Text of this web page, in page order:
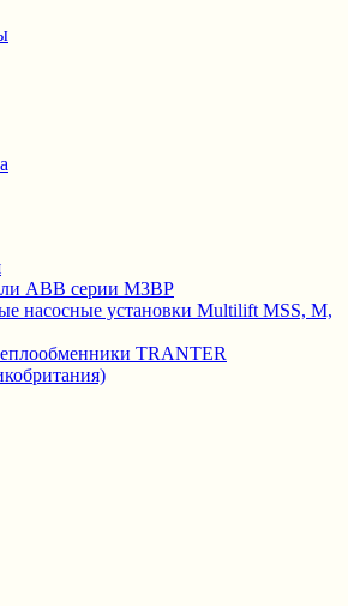
ABB серии M3BP
насосные установки Multilift MSS, M,
TRANTER